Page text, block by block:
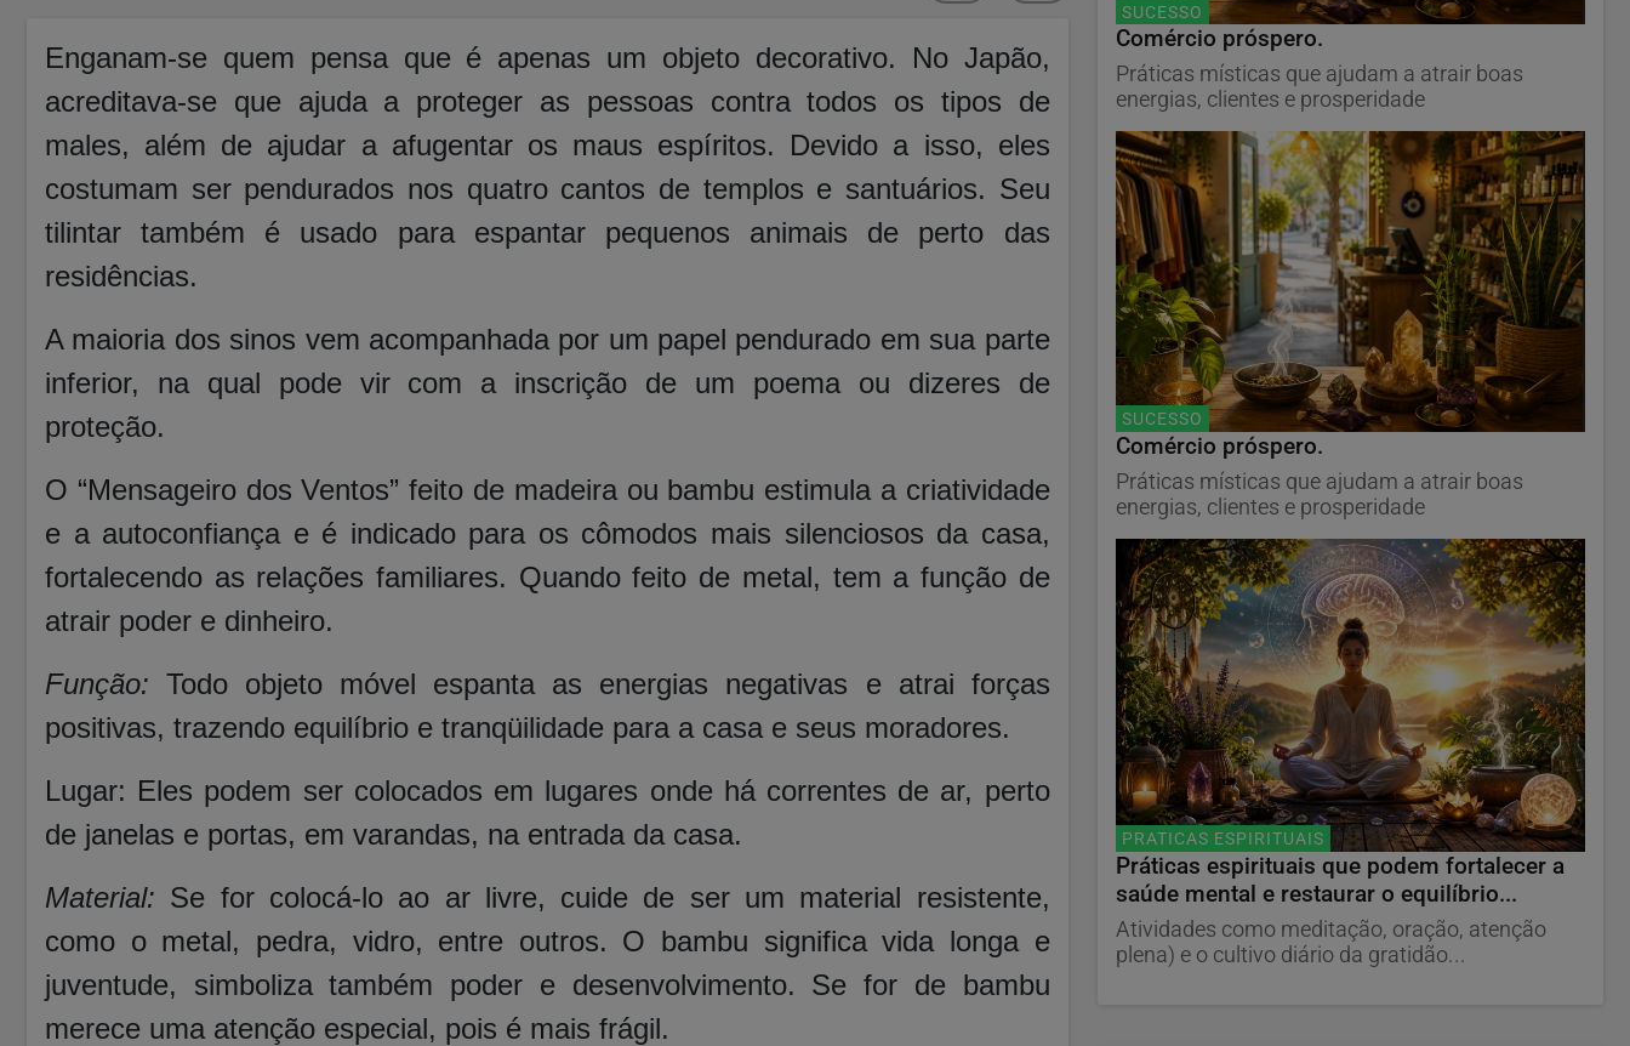
Enganam-se quem pensa que é apenas um objeto decorativo. No Japão,
acreditava-se que ajuda a proteger as pessoas contra todos os tipos de
males, além de ajudar a afugentar os maus espíritos. Devido a isso, eles
costumam ser pendurados nos quatro cantos de templos e santuários. Seu
tilintar também é usado para espantar pequenos animais de perto das
residências.
A maioria dos sinos vem acompanhada por um papel pendurado em sua parte
inferior, na qual pode vir com a inscrição de um poema ou dizeres de
proteção.
O “Mensageiro dos Ventos” feito de madeira ou bambu estimula a criatividade
e a autoconfiança e é indicado para os cômodos mais silenciosos da casa,
fortalecendo as relações familiares. Quando feito de metal, tem a função de
atrair poder e dinheiro.
Função: Todo objeto móvel espanta as energias negativas e atrai forças
positivas, trazendo equilíbrio e tranqüilidade para a casa e seus moradores.
Lugar: Eles podem ser colocados em lugares onde há correntes de ar, perto
de janelas e portas, em varandas, na entrada da casa.
Material: Se for colocá-lo ao ar livre, cuide de ser um material resistente,
como o metal, pedra, vidro, entre outros. O bambu significa vida longa e
juventude, simboliza também poder e desenvolvimento. Se for de bambu
merece uma atenção especial, pois é mais frágil.
SUCESSO
Comércio próspero.
Práticas místicas que ajudam a atrair boas
energias, clientes e prosperidade
SUCESSO
Comércio próspero.
Práticas místicas que ajudam a atrair boas
energias, clientes e prosperidade
PRATICAS ESPIRITUAIS
Práticas espirituais que podem fortalecer a
saúde mental e restaurar o equilíbrio...
Atividades como meditação, oração, atenção
plena) e o cultivo diário da gratidão...